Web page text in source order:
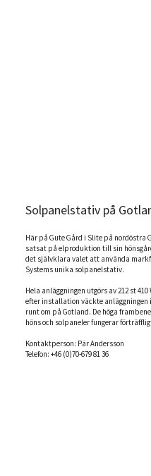
Solpanelstativ på
Här på Gute Gård i Slite på nordöstra
satsat på elproduktion till sin
det självklara valet att använda
Systems unika solpanelstativ.
Hela anläggningen utgörs av 212 st
efter installation väckte anläggningen
runt om på Gotland. De höga
höns och solpaneler fungerar
‭Kontaktperson:‬‭ Pär Andersson‬
‭Telefon: +46 (0)70-679 81 36